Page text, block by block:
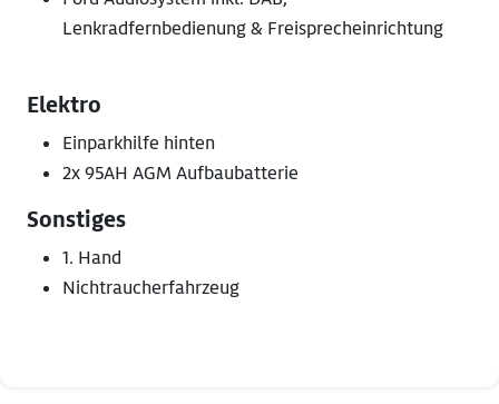
Lenkradfernbedienung & Freisprecheinrichtung
Elektro
Einparkhilfe hinten
2x 95AH AGM Aufbaubatterie
Sonstiges
1. Hand
Nichtraucherfahrzeug